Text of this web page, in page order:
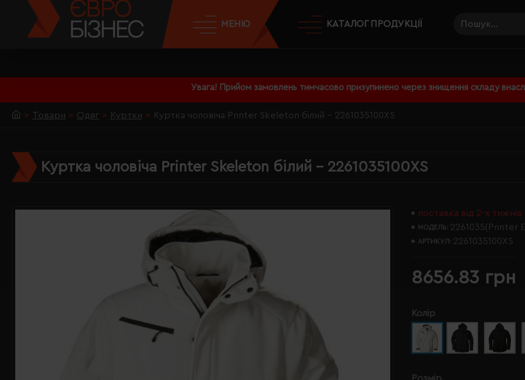
Увага! Прийом замовлень тимчасово призупинено через знищення складу
МЕНЮ КАТАЛОГ ПРОДУКЦІЇ
Товари Одяг Куртки Куртка чоловіча Printer Skeleton білий - 2261035100XS
Куртка чоловіча Printer Skeleton білий - 2261035100XS
поставка від 2-х тижнів
МОДЕЛЬ: 2261035(Printer
АРТИКУЛ: 2261035100XS
8656.83 грн
Колір